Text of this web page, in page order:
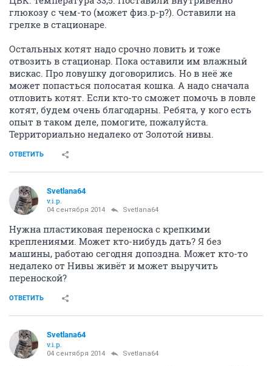
глюкозу с чем-то (может физ.р-р?). Оставили на
грелке в стационаре.
Остальных котят надо срочно ловить и тоже
отвозить в стационар. Пока оставили им влажный
вискас. Про ловушку договорились. Но в неё же
может попасться полосатая кошка. А надо сначала
отловить котят. Если кто-то сможет помочь в ловле
котят, будем очень благодарны. Ребята, у кого есть
опыт в таком деле, помогите, пожалуйста.
Территориально недалеко от Золотой нивы.
ОТВЕТИТЬ
Svetlana64
v.i.p.
04 сентября 2014 Svetlana64
Нужна пластиковая переноска с крепкими
креплениями. Может кто-нибудь дать? Я без
машины, работаю сегодня допоздна. Может кто-то
недалеко от Нивы живёт и может выручить
переноской?
ОТВЕТИТЬ
Svetlana64
v.i.p.
04 сентября 2014 Svetlana64